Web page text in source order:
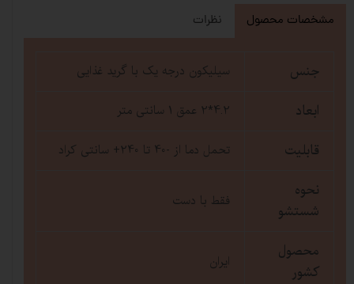
مشخصات محصول نظرات
جنس سیلیکون درجه یک با گرید غذایی
ابعاد 4.2*2 عمق 1 سانتی متر
قابلیت تحمل دما از -40 تا 240+ سانتی کراد
نحوه
شستشو
فقط با دست
محصول
کشور
ایران